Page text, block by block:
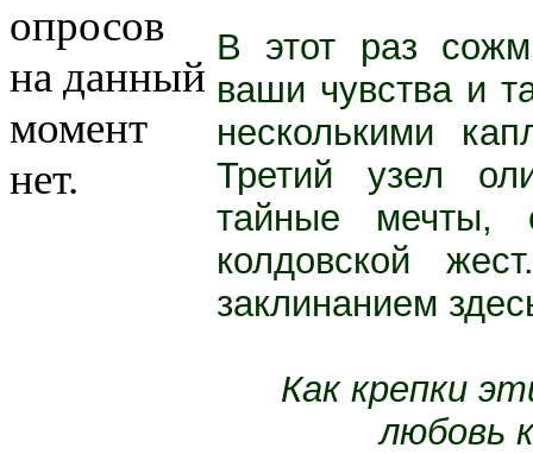
опросов
на данный
момент
нет.
В этот раз
ваши чув­ства и
несколькими
Третий узел
тайные меч­ты,
колдовской
заклинанием
Как крепки
любовь